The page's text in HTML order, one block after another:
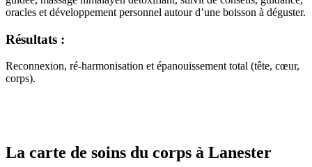
oracles et développement personnel autour d’une boisson à déguster.
Résultats :
Reconnexion, ré-harmonisation et épanouissement total (tête, cœur,
corps).
La carte de soins du corps à Lanester